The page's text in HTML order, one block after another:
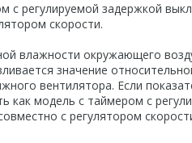
регулируемой задержкой
скорости.
влажности окружающего
значение
вентилятора. Если
как модель с таймером с
с регулятором